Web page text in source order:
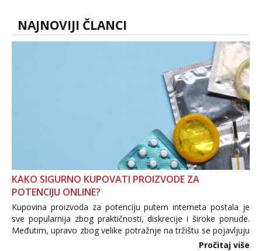
NAJNOVIJI ČLANCI
KAKO SIGURNO KUPOVATI PROIZVODE ZA
POTENCIJU ONLINE?
Kupovina proizvoda za potenciju putem interneta postala je
sve popularnija zbog praktičnosti, diskrecije i široke ponude.
Međutim, upravo zbog velike potražnje na tržištu se pojavljuju
i brojni krivotvoreni proizvodi, nepouzdane internetske
Pročitaj više